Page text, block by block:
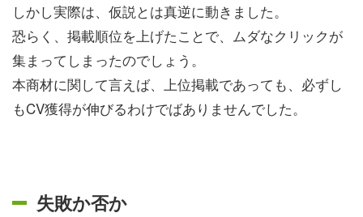
しかし実際は、仮説とは真逆に動きました。
恐らく、掲載順位を上げたことで、ムダなクリックが
集まってしまったのでしょう。
本商材に関して言えば、上位掲載であっても、必ずし
もCV獲得が伸びるわけでばありませんでした。
失敗か否か